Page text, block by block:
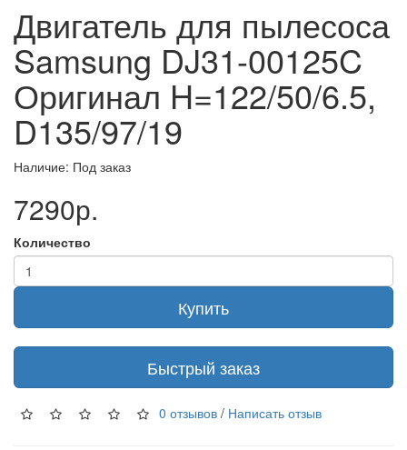
Двигатель для пылесоса
Samsung DJ31-00125C
Оригинал H=122/50/6.5,
D135/97/19
Наличие: Под заказ
7290р.
Количество
Купить
Быстрый заказ
0 отзывов / Написать отзыв